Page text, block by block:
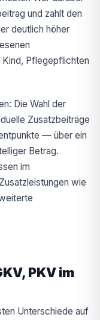
und zahlt den
deutlich höher
Pflegepflichten
Die Wahl der
Zusatzbeiträge
— über ein
Betrag.
im
wie
PKV im
Unterschiede auf